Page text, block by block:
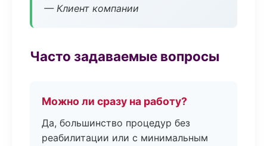
— Клиент компании
Часто задаваемые вопросы
Можно ли сразу на работу?
Да, большинство процедур без
реабилитации или с минимальным